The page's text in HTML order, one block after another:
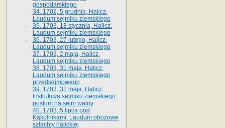
gospodarskiego
34. 1702, 5 grudnia, Halicz.
Laudum sejmiku ziemskiego
35. 1703, 18 stycznia, Halicz.
Laudum sejmiku ziemskiego
36. 1703, 27 lutego, Halicz.
Laudum sejmiku ziemskiego
37. 1703, 2 maja, Halicz.
Laudum sejmiku ziemskiego
38. 1703, 31 maja, Halicz.
Laudum sejmiku ziemskiego
przedsejmowego
39. 1703, 31 maja, Halicz.
Instrukcya sejmiku ziemskiego
posłom na sejm walny
40. 1703, 5 lipca pod
Kąkolnikami. Laudum obozowe
szlachty halickiej